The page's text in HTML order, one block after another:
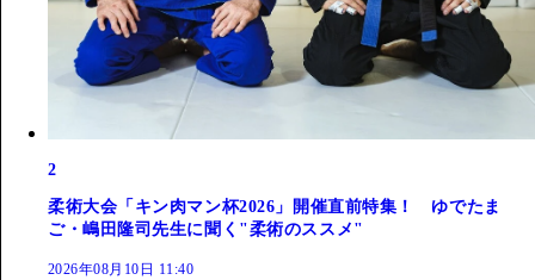
2
柔術大会「キン肉マン杯2026」開催直前特集！ ゆでたま
ご・嶋田隆司先生に聞く"柔術のススメ"
2026年08月10日 11:40